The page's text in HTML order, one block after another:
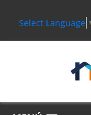
Select Language